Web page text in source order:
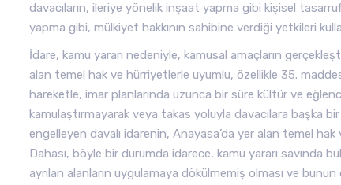
davacıların, ileriye yönelik inşaat yapma gibi kişisel
yapma gibi, mülkiyet hakkının sahibine verdiği yetkileri
İdare, kamu yararı nedeniyle, kamusal amaçların
alan temel hak ve hürriyetlerle uyumlu, özellikle 35.
hareketle, imar planlarında uzunca bir süre kültür ve
kamulaştırmayarak veya takas yoluyla davacılara başka
engelleyen davalı idarenin, Anayasa’da yer alan temel
Dahası, böyle bir durumda idarece, kamu yararı savında
ayrılan alanların uygulamaya dökülmemiş olması ve